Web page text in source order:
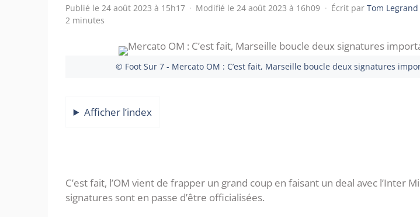
Publié le 24 août 2023 à 15h17 · Modifié le 24 août 2023 à 16h09 · Écrit par Tom Legrand
2 minutes
© Foot Sur 7 - Mercato OM : C’est fait, Marseille boucle deux signatures
Afficher l’index
C’est fait, l’OM vient de frapper un grand coup en faisant un deal avec l’Inter
signatures sont en passe d’être officialisées.